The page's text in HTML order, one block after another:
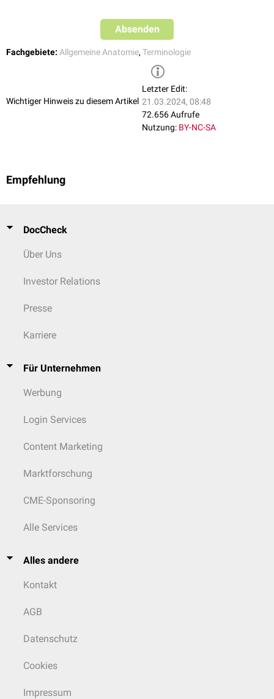
Absenden
Fachgebiete: Allgemeine Anatomie, Terminologie
Wichtiger Hinweis zu diesem Artikel
Letzter Edit:
21.03.2024, 08:48
72.656 Aufrufe
Nutzung: BY-NC-SA
Empfehlung
DocCheck
Über Uns
Investor Relations
Presse
Karriere
Für Unternehmen
Werbung
Login Services
Content Marketing
Marktforschung
CME-Sponsoring
Alle Services
Alles andere
Kontakt
AGB
Datenschutz
Cookies
Impressum